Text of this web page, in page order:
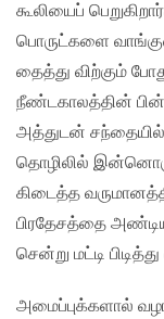
கூலியைப்
பொருட்களை
தைத்து விற்கும்
நீண்டகாலத்தின்
அத்துடன் சந்தையில்
தொழிலில்
கிடைத்த
பிரதேசத்தை
சென்று மட்டி
அமைப்புக்களால்